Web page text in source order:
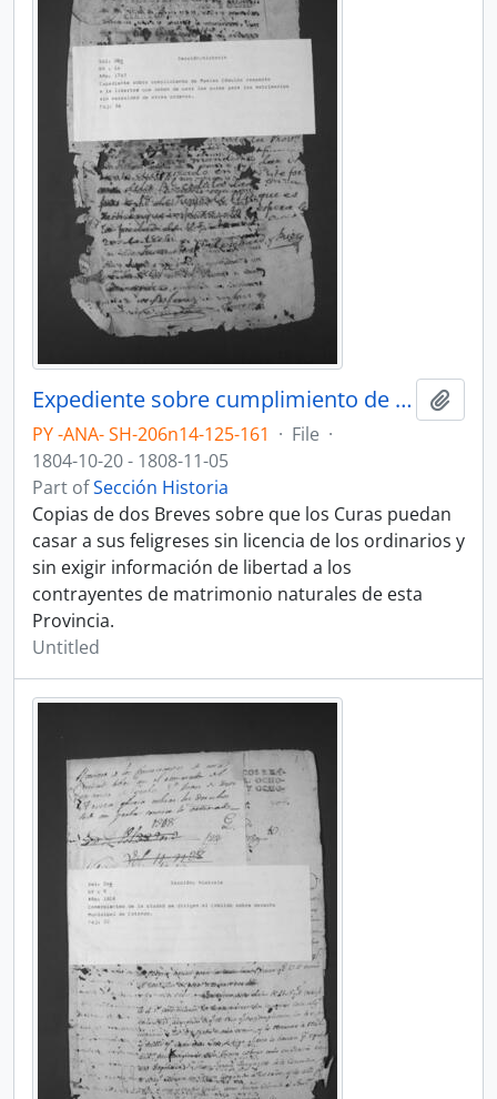
Expediente sobre cumplimiento de Reales Cédulas relativas a la libertad de los curas para oficiar matrimonios.
PY -ANA- SH-206n14-125-161 · File ·
1804-10-20 - 1808-11-05
Part ofSección Historia
Copias de dos Breves sobre que los Curas puedan
casar a sus feligreses sin licencia de los ordinarios y
sin exigir información de libertad a los
contrayentes de matrimonio naturales de esta
Provincia.
Untitled